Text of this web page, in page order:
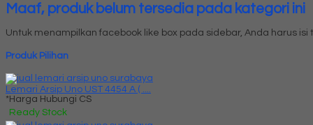
Maaf, produk belum tersedia pada kategori ini
Untuk menampilkan facebook like box pada sidebar, Anda harus
Produk Pilihan
Lemari Arsip Uno UST 4454 A ( ....
*Harga Hubungi CS
Ready Stock